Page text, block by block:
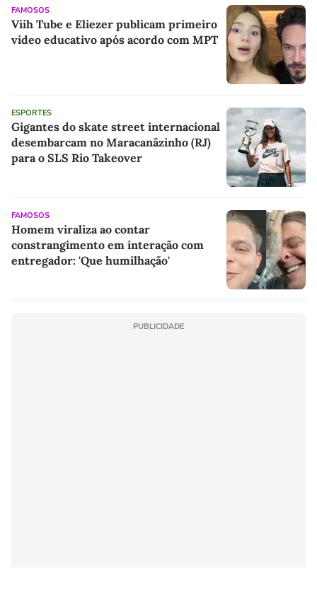
FAMOSOS
Viih Tube e Eliezer publicam primeiro
vídeo educativo após acordo com MPT
ESPORTES
Gigantes do skate street internacional
desembarcam no Maracanãzinho (RJ)
para o SLS Rio Takeover
FAMOSOS
Homem viraliza ao contar
constrangimento em interação com
entregador: 'Que humilhação'
PUBLICIDADE